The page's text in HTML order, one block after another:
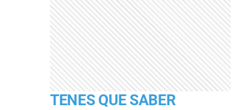
TENES QUE SABER